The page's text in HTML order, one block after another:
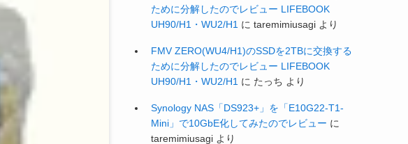
ために分解したのでレビュー LIFEBOOK
UH90/H1・WU2/H1 に taremimiusagi より
FMV ZERO(WU4/H1)のSSDを2TBに交換する
ために分解したのでレビュー LIFEBOOK
UH90/H1・WU2/H1 に たっち より
Synology NAS「DS923+」を「E10G22-T1-
Mini」で10GbE化してみたのでレビュー に
taremimiusagi より